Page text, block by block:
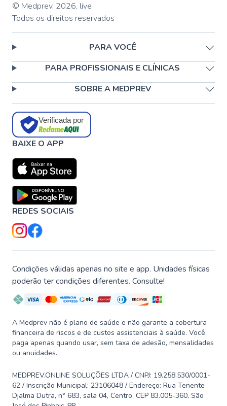
© Medprev, 2026, live
Todos os direitos reservados
PARA VOCÊ
PARA PROFISSIONAIS E CLÍNICAS
SOBRE A MEDPREV
Verificada por
BAIXE O APP
REDES SOCIAIS
Condições válidas apenas no site e app. Unidades físicas
poderão ter condições diferentes. Consulte!
A Medprev não é plano de saúde e não garante a cobertura
financeira de riscos e de custos assistenciais à saúde. Você
paga apenas quando usar, sem taxa de adesão, mensalidades
ou anuidades.
MEDPREV.ONLINE SOLUÇÕES LTDA / CNPJ: 19.258.530/0001-
62 / Inscrição Municipal: 23106048 / Endereço: Rua Tenente
Djalma Dutra, n° 683, sala 04, Centro, CEP 83.005-360, São